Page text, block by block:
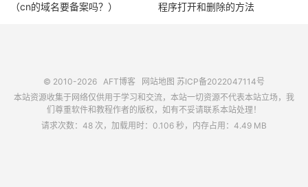
（cn的域名要备案吗？）
程序打开和删除的方法
© 2010-2026 AFT博客 网站地图 苏ICP备2022047114号
本站资源收集于网络仅供用于学习和交流，本站一切资源不代表本站立场，我
们尊重软件和教程作者的版权，如有不妥请联系本站处理！
请求次数：48 次，加载用时：0.106 秒，内存占用：4.49 MB